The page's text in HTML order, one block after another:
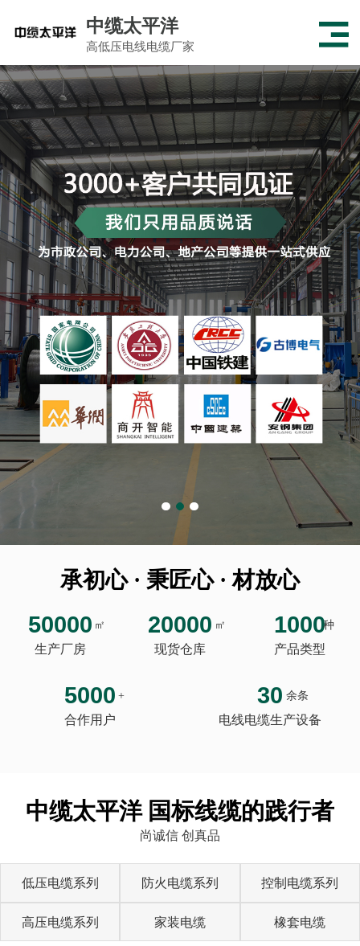
中缆太平洋
高低压电线电缆厂家
承初心 · 秉匠心 · 材放心
50000 ㎡
生产厂房
20000 ㎡
现货仓库
1000种
产品类型
5000 +
合作用户
30 余条
电线电缆生产设备
中缆太平洋 国标线缆的践行者
尚诚信 创真品
低压电缆系列 防火电缆系列 控制电缆系列
高压电缆系列 家装电缆 橡套电缆